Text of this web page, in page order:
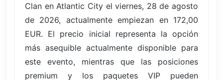
Clan en Atlantic City el viernes, 28 de agosto
de 2026, actualmente empiezan en 172,00
EUR. El precio inicial representa la opción
más asequible actualmente disponible para
este evento, mientras que las posiciones
premium y los paquetes VIP pueden